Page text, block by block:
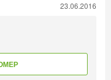
23.06.2016